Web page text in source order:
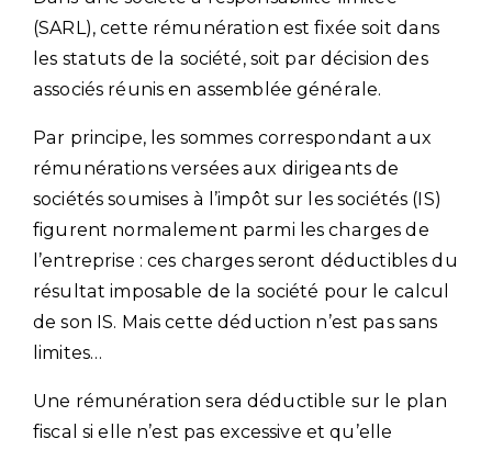
(SARL), cette rémunération est fixée soit dans
les statuts de la société, soit par décision des
associés réunis en assemblée générale.
Par principe, les sommes correspondant aux
rémunérations versées aux dirigeants de
sociétés soumises à l’impôt sur les sociétés (IS)
figurent normalement parmi les charges de
l’entreprise : ces charges seront déductibles du
résultat imposable de la société pour le calcul
de son IS. Mais cette déduction n’est pas sans
limites…
Une rémunération sera déductible sur le plan
fiscal si elle n’est pas excessive et qu’elle